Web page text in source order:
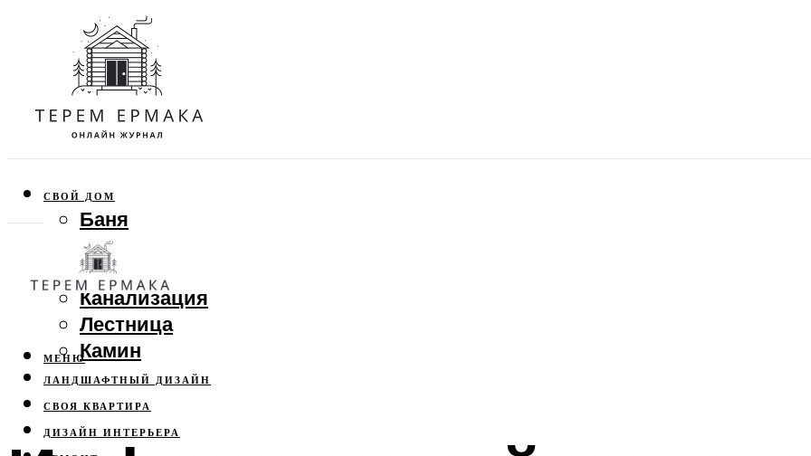
СВОЙ ДОМ
Баня
Веранда
Забор
Канализация
Лестница
Камин
ЛАНДШАФТНЫЙ ДИЗАЙН
СВОЯ КВАРТИРА
ДИЗАЙН ИНТЕРЬЕРА
МЕНЮ